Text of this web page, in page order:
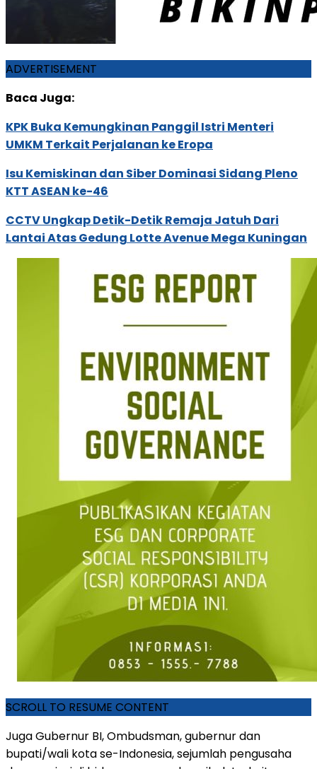
ADVERTISEMENT
Baca Juga:
KPK Buka Kemungkinan Panggil Istri Menteri
UMKM Terkait Perjalanan ke Eropa
Isu Kemiskinan dan Siber Dominasi Sidang Pleno
KTT ASEAN ke-46
CCTV Ungkap Detik-Detik Remaja Jatuh Dari
Lantai Atas Gedung Lotte Avenue Mega Kuningan
SCROLL TO RESUME CONTENT
Juga Gubernur BI, Ombudsman, gubernur dan
bupati/wali kota se-Indonesia, sejumlah pengusaha